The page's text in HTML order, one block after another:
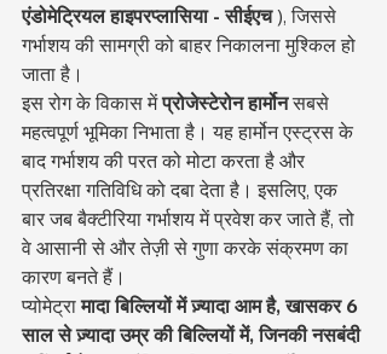
एंडोमेट्रियल हाइपरप्लासिया - सीईएच ), जिससे
गर्भाशय की सामग्री को बाहर निकालना मुश्किल हो
जाता है।
इस रोग के विकास में प्रोजेस्टेरोन हार्मोन सबसे
महत्वपूर्ण भूमिका निभाता है। यह हार्मोन एस्ट्रस के
बाद गर्भाशय की परत को मोटा करता है और
प्रतिरक्षा गतिविधि को दबा देता है। इसलिए, एक
बार जब बैक्टीरिया गर्भाशय में प्रवेश कर जाते हैं, तो
वे आसानी से और तेज़ी से गुणा करके संक्रमण का
कारण बनते हैं।
प्योमेट्रा मादा बिल्लियों में ज़्यादा आम है, खासकर 6
साल से ज़्यादा उम्र की बिल्लियों में, जिनकी नसबंदी